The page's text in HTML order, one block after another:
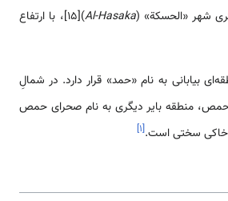
Al-Hasaka
)[15]، با ارتفاع
بیابانی به نام «حمد» قرار دارد. در شمالِ
منطقه بایر دیگری به نام صحرای حمص
خاکی سختی است.[۱]